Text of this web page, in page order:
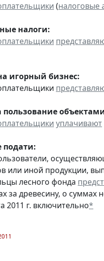
(налоговые
налоги:
игорный бизнес:
пользование
уплачивают
подати:
или иной продукции,
лесного фонда
за древесину, о суммах
2011 г. включительно*